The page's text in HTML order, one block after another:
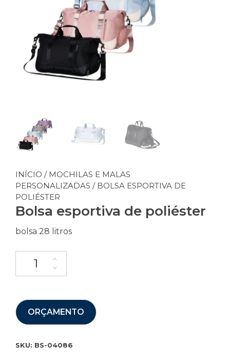
INÍCIO / MOCHILAS E MALAS
PERSONALIZADAS / BOLSA ESPORTIVA DE
POLIÉSTER
Bolsa esportiva de poliéster
bolsa 28 litros
ORÇAMENTO
SKU: BS-04086